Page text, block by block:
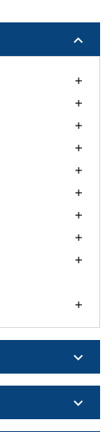












